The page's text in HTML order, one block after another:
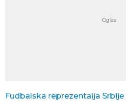
Fudbalska reprezentaija Srbije